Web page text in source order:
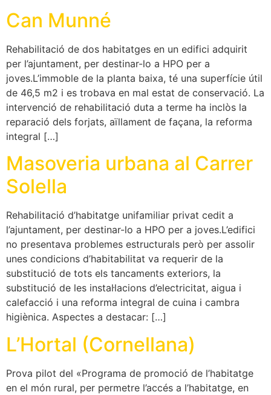
Can Munné
Rehabilitació de dos habitatges en un edifici adquirit
per l’ajuntament, per destinar-lo a HPO per a
joves.L’immoble de la planta baixa, té una superfície útil
de 46,5 m2 i es trobava en mal estat de conservació. La
intervenció de rehabilitació duta a terme ha inclòs la
reparació dels forjats, aïllament de façana, la reforma
integral […]
Masoveria urbana al Carrer
Solella
Rehabilitació d’habitatge unifamiliar privat cedit a
l’ajuntament, per destinar-lo a HPO per a joves.L’edifici
no presentava problemes estructurals però per assolir
unes condicions d’habitabilitat va requerir de la
substitució de tots els tancaments exteriors, la
substitució de les instal·lacions d’electricitat, aigua i
calefacció i una reforma integral de cuina i cambra
higiènica. Aspectes a destacar: […]
L’Hortal (Cornellana)
Prova pilot del «Programa de promoció de l’habitatge
en el món rural, per permetre l’accés a l’habitatge, en